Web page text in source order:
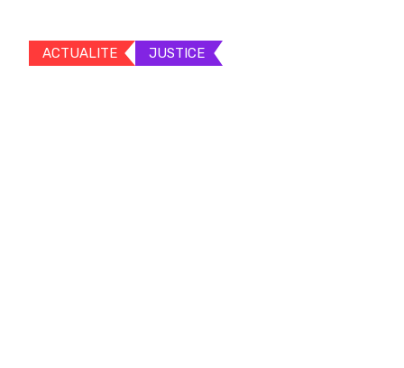
ACTUALITE JUSTICE